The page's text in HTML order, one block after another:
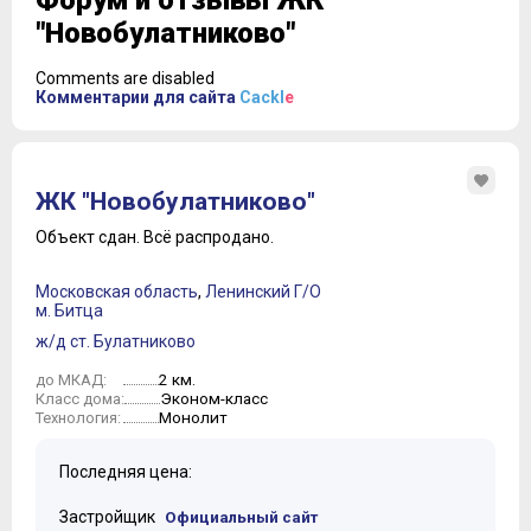
"Новобулатниково"
Comments are disabled
Комментарии для сайта Cackl e
ЖК "Новобулатниково"
Объект сдан. Всё распродано.
Московская область, Ленинский Г/О
м. Битца
ж/д ст. Булатниково
до МКАД: 2 км.
Класс дома: Эконом-класс
Технология: Монолит
Последняя цена:
Застройщик Официальный сайт